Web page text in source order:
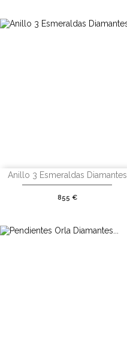
Anillo 3 Esmeraldas Diamantes
Precio
855 €